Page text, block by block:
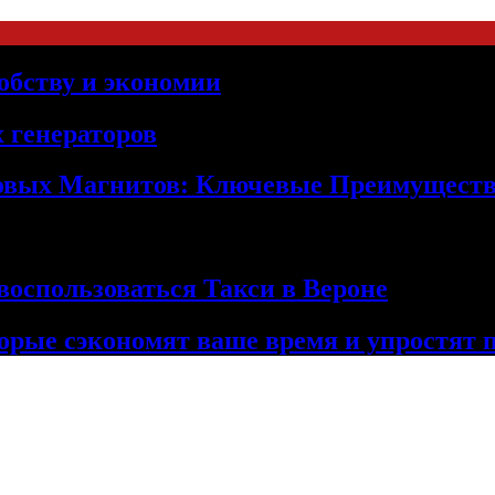
и экономии
Магнитов: Ключевые
Такси в Вероне
сэкономят ваше время и упростят